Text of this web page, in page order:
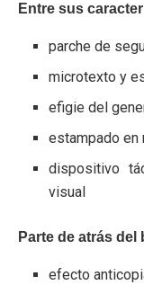
Entre sus
parche de
microtexto y
efigie del
estampado en
dispositivo
visual
Parte de atrás del
efecto